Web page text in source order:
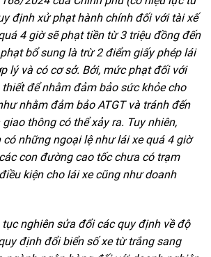
định xử phạt hành chính đối với tài xế
4 giờ sẽ phạt tiền từ 3 triệu đồng đến
bổ sung là trừ 2 điểm giấy phép lái
lý và có cơ sở. Bởi, mức phạt đối với
để nhằm đảm bảo sức khỏe cho
nhằm đảm bảo ATGT và tránh đến
thông có thể xảy ra. Tuy nhiên,
những ngoại lệ như lái xe quá 4 giờ
con đường cao tốc chưa có trạm
kiện cho lái xe cũng như doanh
tục nghiên sửa đổi các quy định về độ
định đổi biển số xe từ trắng sang